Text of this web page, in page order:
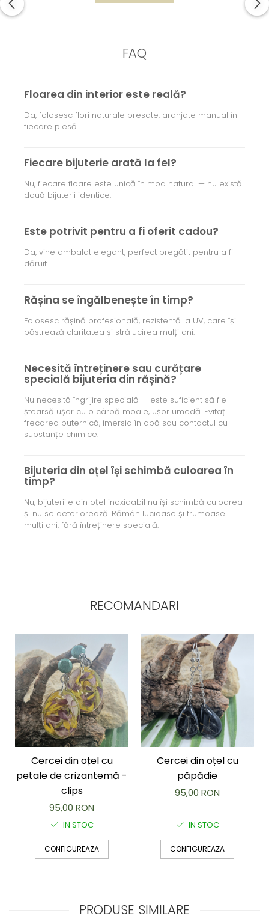
FAQ
Floarea din interior este reală?
Da, folosesc flori naturale presate, aranjate manual în
fiecare piesă.
Fiecare bijuterie arată la fel?
Nu, fiecare floare este unică în mod natural — nu există
două bijuterii identice.
Este potrivit pentru a fi oferit cadou?
Da, vine ambalat elegant, perfect pregătit pentru a fi
dăruit.
Rășina se îngălbenește în timp?
Folosesc rășină profesională, rezistentă la UV, care își
păstrează claritatea și strălucirea mulți ani.
Necesită întreținere sau curățare
specială bijuteria din rășină?
Nu necesită îngrijire specială — este suficient să fie
ștearsă ușor cu o cârpă moale, ușor umedă. Evitați
frecarea puternică, imersia în apă sau contactul cu
substanțe chimice.
Bijuteria din oțel își schimbă culoarea în
timp?
Nu, bijuteriile din oțel inoxidabil nu își schimbă culoarea
și nu se deteriorează. Rămân lucioase și frumoase
mulți ani, fără întreținere specială.
RECOMANDARI
Cercei din oțel cu
petale de crizantemă -
clips
95,00 RON
IN STOC
CONFIGUREAZA
Cercei din oțel cu
păpădie
95,00 RON
IN STOC
CONFIGUREAZA
PRODUSE SIMILARE